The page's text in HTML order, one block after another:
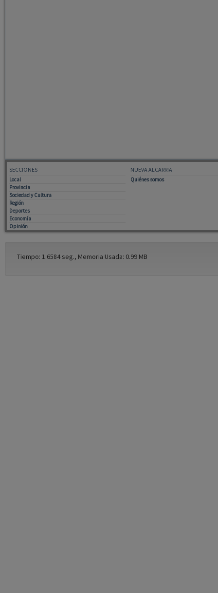
SECCIONES
Local
Provincia
Sociedad y Cultura
Región
Deportes
Economía
Opinión
NUEVA ALCARRIA
Quiénes somos
Tiempo: 1.6584 seg., Memoria Usada: 0.99 MB